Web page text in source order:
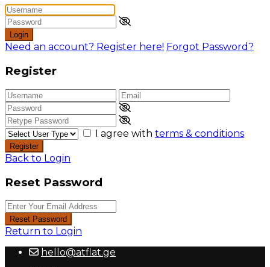
Login
Need an account? Register here! Forgot Password?
Register
I agree with terms & conditions
Register
Back to Login
Reset Password
Reset Password
Return to Login
hello@atflat.ge